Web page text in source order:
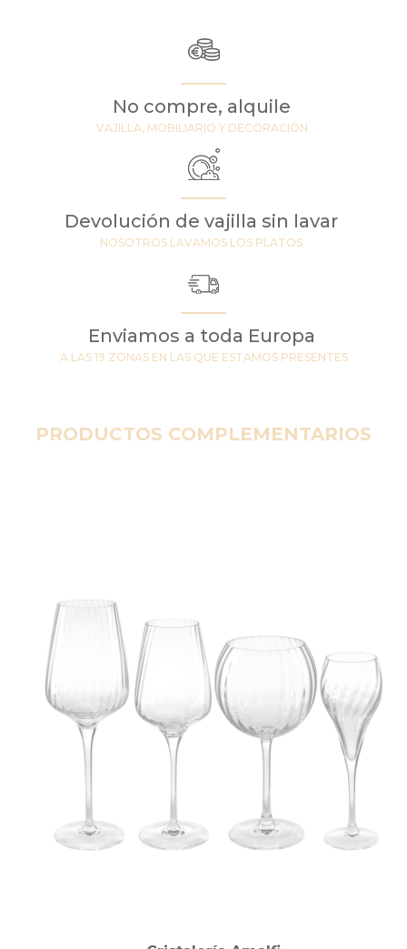
No compre, alquile
VAJILLA, MOBILIARIO Y DECORACIÓN
Devolución de vajilla sin lavar
NOSOTROS LAVAMOS LOS PLATOS
Enviamos a toda Europa
A LAS 19 ZONAS EN LAS QUE ESTAMOS PRESENTES
PRODUCTOS COMPLEMENTARIOS